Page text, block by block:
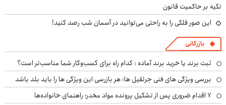
تکیه بر حاکمیت قانون
این صور فلکی را به راحتی می‌توانید در آسمان شب رصد کنید!
بازرگانی
ثبت برند یا خرید برند آماده : کدام راه برای کسب‌وکار شما مناسب‌تر است؟
بررسی ویژگی های فنی جرثقیل ها: هر بازرسی این ویژگی ها را باید بلد باشد
۷ اقدام ضروری پس از تشکیل پرونده مواد مخدر؛ راهنمای خانواده‌ها